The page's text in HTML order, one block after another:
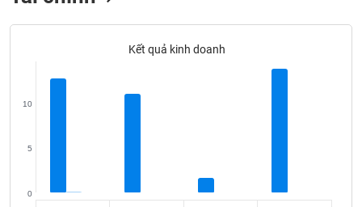
Kết quả kinh doanh
0
5
10
TRUYỀN
THÔNG
ÍCH